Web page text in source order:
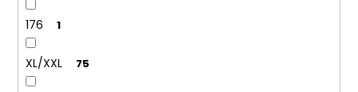
176 1
XL/XXL 75